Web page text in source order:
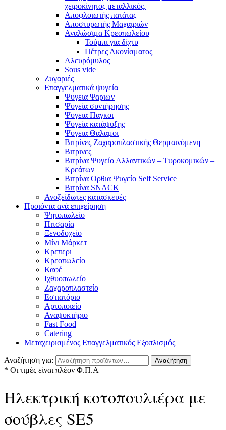
χειροκίνητος μεταλλικός.
Αποφλοιωτής πατάτας
Αποστυρωτής Μαχαιριών
Αναλώσιμα Κρεοπωλείου
Τούμπι για δίχτυ
Πέτρες Ακονίσματος
Αλευρόμυλος
Sous vide
Ζυγαριές
Επαγγελματικά ψυγεία
Ψυγεια Ψαριων
Ψυγεία συντήρησης
Ψυγεια Παγκοι
Ψυγεία κατάψυξης
Ψυγεια Θαλαμοι
Βιτρίνες Ζαχαροπλαστικής Θερμαινόμενη
Βιτρινες
Βιτρίνα Ψυγείο Αλλαντικών – Τυροκομικών –
Κρεάτων
Βιτρίνα Ορθια Ψυγείο Self Service
Βιτρίνα SNACK
Ανοξείδωτες κατασκευές
Προιόντα ανά επιχείρηση
Ψητοπωλείο
Πιτσαρία
Ξενοδοχείο
Μίνι Μάρκετ
Κρεπερι
Κρεοπωλείο
Καφέ
Ιχθυοπωλείο
Ζαχαροπλαστείο
Εστιατόριο
Αρτοποιείο
Αναψυκτήριο
Fast Food
Catering
Μεταχειρισμένος Επαγγελματικός Εξοπλισμός
Αναζήτηση για: Αναζήτηση
* Οι τιμές είναι πλέον Φ.Π.Α
Ηλεκτρική κοτοπουλιέρα με
σούβλες SE5